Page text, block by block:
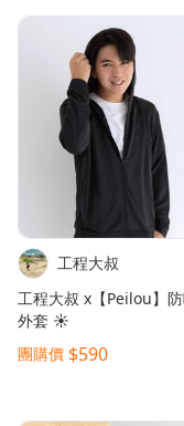
父親節好禮
租屋小家電
熱銷排行
新品快遞
免運專區
工程大叔
工程大叔 x【Peilou】
外套 ☀️
團購價 $590